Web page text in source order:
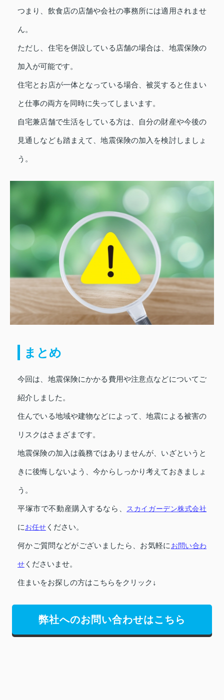
つまり、飲食店の店舗や会社の事務所には適用されませ
ん。
ただし、住宅を併設している店舗の場合は、地震保険の
加入が可能です。
住宅とお店が一体となっている場合、被災すると住まい
と仕事の両方を同時に失ってしまいます。
自宅兼店舗で生活をしている方は、自分の財産や今後の
見通しなども踏まえて、地震保険の加入を検討しましょ
う。
まとめ
今回は、地震保険にかかる費用や注意点などについてご
紹介しました。
住んでいる地域や建物などによって、地震による被害の
リスクはさまざまです。
地震保険の加入は義務ではありませんが、いざというと
きに後悔しないよう、今からしっかり考えておきましょ
う。
平塚市で不動産購入するなら、 スカイガーデン株式会社
にお任せ ください。
何かご質問などがございましたら、お気軽に お問い合わ
せ くださいませ。
住まいをお探しの方はこちらをクリック↓
弊社へのお問い合わせはこちら